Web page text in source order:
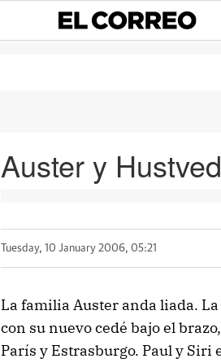
Auster y
Tuesday, 10 January 2006, 05:21
La familia Auster anda liada.
con su nuevo cedé bajo el
París y Estrasburgo. Paul y